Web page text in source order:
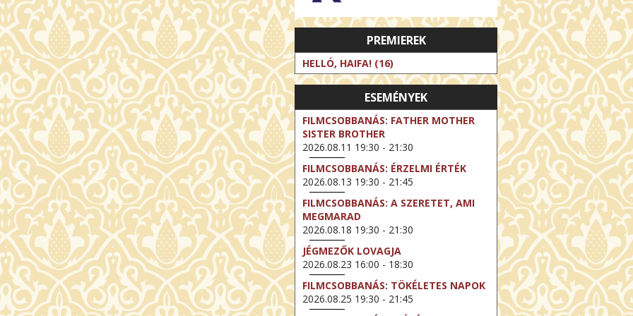
PREMIEREK
HELLÓ, HAIFA! (16)
ESEMÉNYEK
FILMCSOBBANÁS: FATHER MOTHER
SISTER BROTHER
2026.08.11 19:30 - 21:30
FILMCSOBBANÁS: ÉRZELMI ÉRTÉK
2026.08.13 19:30 - 21:45
FILMCSOBBANÁS: A SZERETET, AMI
MEGMARAD
2026.08.18 19:30 - 21:30
JÉGMEZŐK LOVAGJA
2026.08.23 16:00 - 18:30
FILMCSOBBANÁS: TÖKÉLETES NAPOK
2026.08.25 19:30 - 21:45